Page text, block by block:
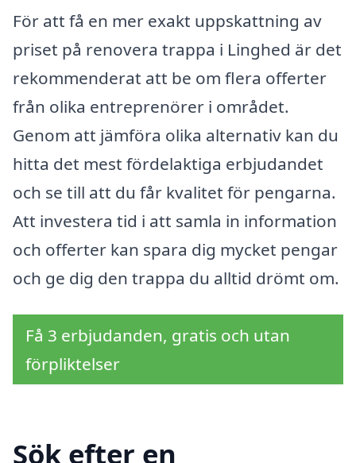
För att få en mer exakt uppskattning av
priset på renovera trappa i Linghed är det
rekommenderat att be om flera offerter
från olika entreprenörer i området.
Genom att jämföra olika alternativ kan du
hitta det mest fördelaktiga erbjudandet
och se till att du får kvalitet för pengarna.
Att investera tid i att samla in information
och offerter kan spara dig mycket pengar
och ge dig den trappa du alltid drömt om.
Få 3 erbjudanden, gratis och utan
förpliktelser
Sök efter en